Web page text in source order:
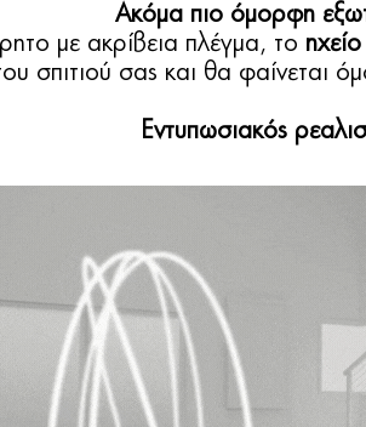
Ακόμα πιο όμορφη
με ακρίβεια πλέγμα, το
σπιτιού σας και θα φαίνεται
Εντυπωσιακός